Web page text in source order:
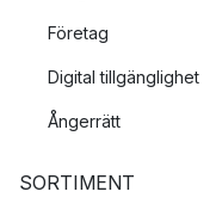
Företag
Digital tillgänglighet
Ångerrätt
SORTIMENT